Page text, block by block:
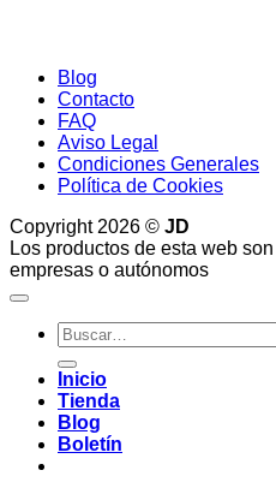
Blog
Contacto
FAQ
Aviso Legal
Condiciones Generales
Política de Cookies
Copyright 2026 © JD
Los productos de esta web
empresas o autónomos
Buscar
por:
Inicio
Tienda
Blog
Boletín